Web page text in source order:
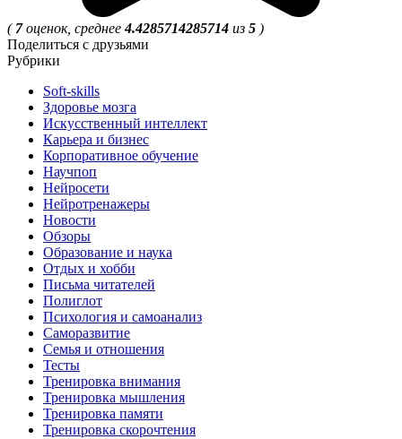
( 7оценок, среднее4.4285714285714 из 5 )
Поделиться с друзьями
Рубрики
Soft-skills
Здоровье мозга
Искусственный интеллект
Карьера и бизнес
Корпоративное обучение
Научпоп
Нейросети
Нейротренажеры
Новости
Обзоры
Образование и наука
Отдых и хобби
Письма читателей
Полиглот
Психология и самоанализ
Саморазвитие
Семья и отношения
Тесты
Тренировка внимания
Тренировка мышления
Тренировка памяти
Тренировка скорочтения